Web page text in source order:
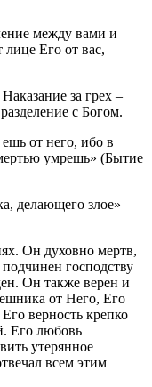
между вами и
Его от вас,
за грех –
с Богом.
от него, ибо в
умрешь» (Бытие
делающего злое»
Он духовно мертв,
господству
Он также верен и
от Него, Его
Его верность крепко
Его любовь
утерянное
всем этим